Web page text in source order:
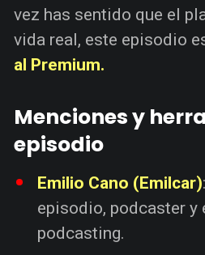
vez has sentido que el
vida real, este episodio
al Premium.
Menciones y
episodio
Emilio Cano (Emilcar)
episodio, podcaster y
podcasting.